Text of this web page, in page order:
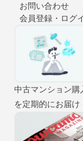
お問い合わせ
会員登録・ログ
中古マンション購
を定期的にお届け